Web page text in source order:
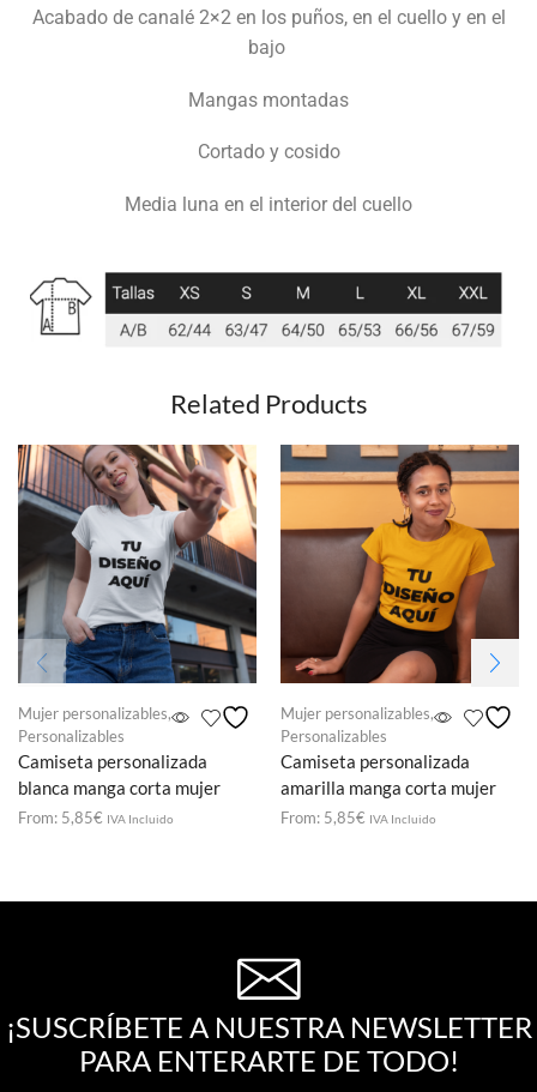
Acabado de canalé 2×2 en los puños, en el cuello y en el
bajo
Mangas montadas
Cortado y cosido
Media luna en el interior del cuello
Related Products
Mujer personalizables,
Personalizables
Camiseta personalizada
blanca manga corta mujer
From: 5,85€ IVA Incluido
Mujer personalizables,
Personalizables
Camiseta personalizada
amarilla manga corta mujer
From: 5,85€ IVA Incluido
¡SUSCRÍBETE A NUESTRA NEWSLETTER
PARA ENTERARTE DE TODO!